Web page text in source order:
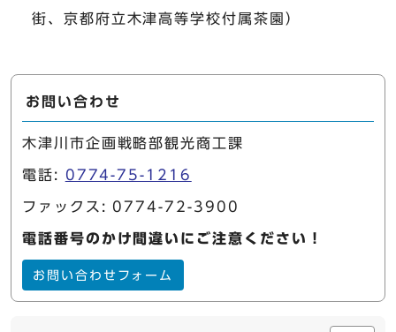
街、京都府立木津高等学校付属茶園）
お問い合わせ
木津川市企画戦略部観光商工課
電話: 0774-75-1216
ファックス: 0774-72-3900
電話番号のかけ間違いにご注意ください！
お問い合わせフォーム